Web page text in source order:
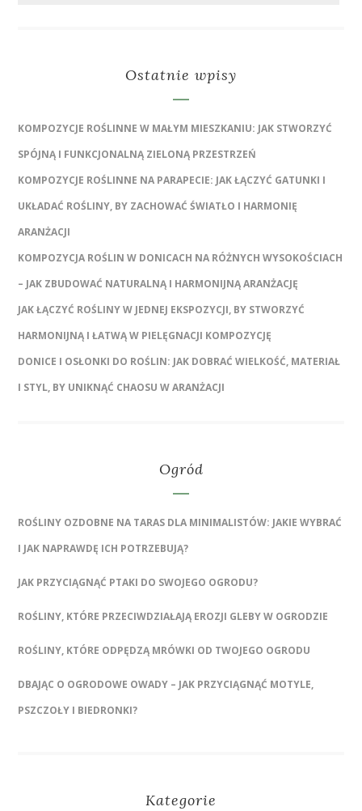
Ostatnie wpisy
KOMPOZYCJE ROŚLINNE W MAŁYM MIESZKANIU: JAK STWORZYĆ
SPÓJNĄ I FUNKCJONALNĄ ZIELONĄ PRZESTRZEŃ
KOMPOZYCJE ROŚLINNE NA PARAPECIE: JAK ŁĄCZYĆ GATUNKI I
UKŁADAĆ ROŚLINY, BY ZACHOWAĆ ŚWIATŁO I HARMONIĘ
ARANŻACJI
KOMPOZYCJA ROŚLIN W DONICACH NA RÓŻNYCH WYSOKOŚCIACH
– JAK ZBUDOWAĆ NATURALNĄ I HARMONIJNĄ ARANŻACJĘ
JAK ŁĄCZYĆ ROŚLINY W JEDNEJ EKSPOZYCJI, BY STWORZYĆ
HARMONIJNĄ I ŁATWĄ W PIELĘGNACJI KOMPOZYCJĘ
DONICE I OSŁONKI DO ROŚLIN: JAK DOBRAĆ WIELKOŚĆ, MATERIAŁ
I STYL, BY UNIKNĄĆ CHAOSU W ARANŻACJI
Ogród
ROŚLINY OZDOBNE NA TARAS DLA MINIMALISTÓW: JAKIE WYBRAĆ
I JAK NAPRAWDĘ ICH POTRZEBUJĄ?
JAK PRZYCIĄGNĄĆ PTAKI DO SWOJEGO OGRODU?
ROŚLINY, KTÓRE PRZECIWDZIAŁAJĄ EROZJI GLEBY W OGRODZIE
ROŚLINY, KTÓRE ODPĘDZĄ MRÓWKI OD TWOJEGO OGRODU
DBAJĄC O OGRODOWE OWADY – JAK PRZYCIĄGNĄĆ MOTYLE,
PSZCZOŁY I BIEDRONKI?
Kategorie